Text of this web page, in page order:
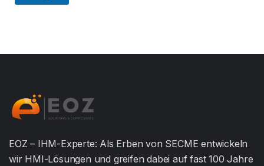
EOZ – IHM-Experte: Als Erben von SECME entwickeln
wir HMI-Lösungen und greifen dabei auf fast 100 Jahre